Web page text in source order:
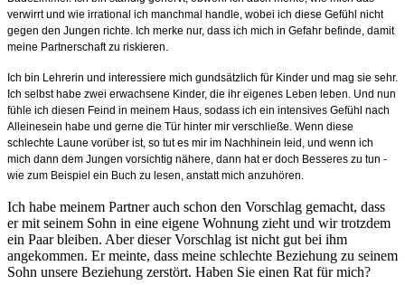
verwirrt und wie irrational ich manchmal handle, wobei ich diese Gefühl nicht
gegen den Jungen richte. Ich merke nur, dass ich mich in Gefahr befinde, damit
meine Partnerschaft zu riskieren.
Ich bin Lehrerin und interessiere mich gundsätzlich für Kinder und mag sie sehr.
Ich selbst habe zwei erwachsene Kinder, die ihr eigenes Leben leben. Und nun
fühle ich diesen Feind in meinem Haus, sodass ich ein intensives Gefühl nach
Alleinesein habe und gerne die Tür hinter mir verschließe. Wenn diese
schlechte Laune vorüber ist, so tut es mir im Nachhinein leid, und wenn ich
mich dann dem Jungen vorsichtig nähere, dann hat er doch Besseres zu tun -
wie zum Beispiel ein Buch zu lesen, anstatt mich anzuhören.
Ich habe meinem Partner auch schon den Vorschlag gemacht, dass
er mit seinem Sohn in eine eigene Wohnung zieht und wir trotzdem
ein Paar bleiben. Aber dieser Vorschlag ist nicht gut bei ihm
angekommen. Er meinte, dass meine schlechte Beziehung zu seinem
Sohn unsere Beziehung zerstört. Haben Sie einen Rat für mich?